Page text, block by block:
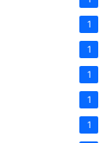
1
1
1
1
1